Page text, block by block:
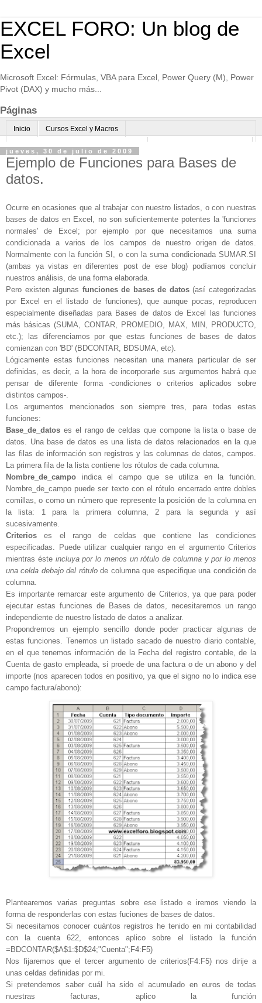
EXCEL FORO: Un blog de
Excel
Microsoft Excel: Fórmulas, VBA para Excel, Power Query (M), Power
Pivot (DAX) y mucho más...
Páginas
Inicio Cursos Excel y Macros
Excel Avanzado online-Microsoft Teams
Normas de uso Algo sobre mi
jueves, 30 de julio de 2009
Ejemplo de Funciones para Bases de
datos.
Ocurre en ocasiones que al trabajar con nuestro listados, o con nuestras
bases de datos en Excel, no son suficientemente potentes la 'funciones
normales' de Excel; por ejemplo por que necesitamos una suma
condicionada a varios de los campos de nuestro origen de datos.
Normalmente con la función SI, o con la suma condicionada SUMAR.SI
(ambas ya vistas en diferentes post de ese blog) podíamos concluir
nuestros análisis, de una forma elaborada.
Pero existen algunas funciones de bases de datos(así categorizadas
por Excel en el listado de funciones), que aunque pocas, reproducen
especialmente diseñadas para Bases de datos de Excel las funciones
más básicas (SUMA, CONTAR, PROMEDIO, MAX, MIN, PRODUCTO,
etc.); las diferenciamos por que estas funciones de bases de datos
comienzan con 'BD' (BDCONTAR, BDSUMA, etc).
Lógicamente estas funciones necesitan una manera particular de ser
definidas, es decir, a la hora de incorporarle sus argumentos habrá que
pensar de diferente forma -condiciones o criterios aplicados sobre
distintos campos-.
Los argumentos mencionados son siempre tres, para todas estas
funciones:
Base_de_datos es el rango de celdas que compone la lista o base de
datos. Una base de datos es una lista de datos relacionados en la que
las filas de información son registros y las columnas de datos, campos.
La primera fila de la lista contiene los rótulos de cada columna.
Nombre_de_campo indica el campo que se utiliza en la función.
Nombre_de_campo puede ser texto con el rótulo encerrado entre dobles
comillas, o como un número que represente la posición de la columna en
la lista: 1 para la primera columna, 2 para la segunda y así
sucesivamente.
Criterios es el rango de celdas que contiene las condiciones
especificadas. Puede utilizar cualquier rango en el argumento Criterios
mientras éste incluya por lo menos un rótulo de columna y por lo menos
una celda debajo del rótulode columna que especifique una condición de
columna.
Es importante remarcar este argumento de Criterios, ya que para poder
ejecutar estas funciones de Bases de datos, necesitaremos un rango
independiente de nuestro listado de datos a analizar.
Propondremos un ejemplo sencillo donde poder practicar algunas de
estas funciones. Tenemos un listado sacado de nuestro diario contable,
en el que tenemos información de la Fecha del registro contable, de la
Cuenta de gasto empleada, si proede de una factura o de un abono y del
importe (nos aparecen todos en positivo, ya que el signo no lo indica ese
campo factura/abono):
Plantearemos varias preguntas sobre ese listado e iremos viendo la
forma de responderlas con estas fuciones de bases de datos.
Si necesitamos conocer cuántos registros he tenido en mi contabilidad
con la cuenta 622, entonces aplico sobre el listado la función
=BDCONTAR($A$1:$D$24;"Cuenta";F4:F5)
Nos fijaremos que el tercer argumento de criterios(F4:F5) nos dirije a
unas celdas definidas por mi.
Si pretendemos saber cuál ha sido el acumulado en euros de todas
nuestras facturas, aplico la función